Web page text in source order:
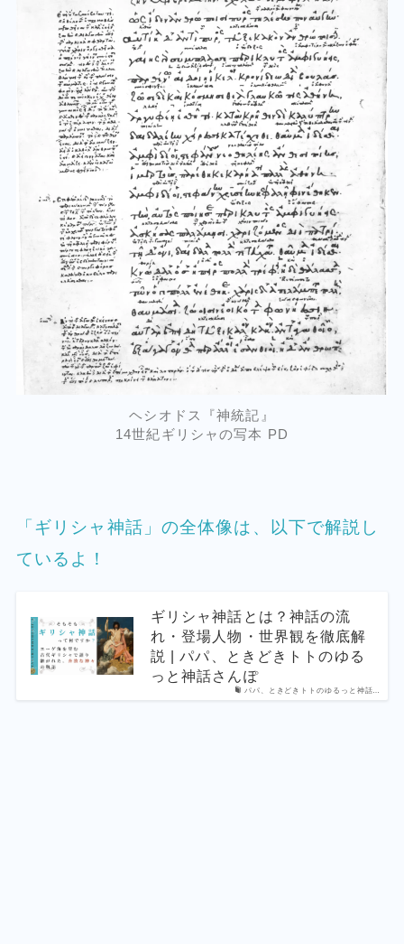
ヘシオドス『神統記』
14世紀ギリシャの写本 PD
「ギリシャ神話」の全体像は、以下で解説し
ているよ！
パパ、ときどきトトのゆるっと神話…
ギリシャ神話とは？神話の流
れ・登場人物・世界観を徹底解
説 | パパ、ときどきトトのゆる
っと神話さんぽ